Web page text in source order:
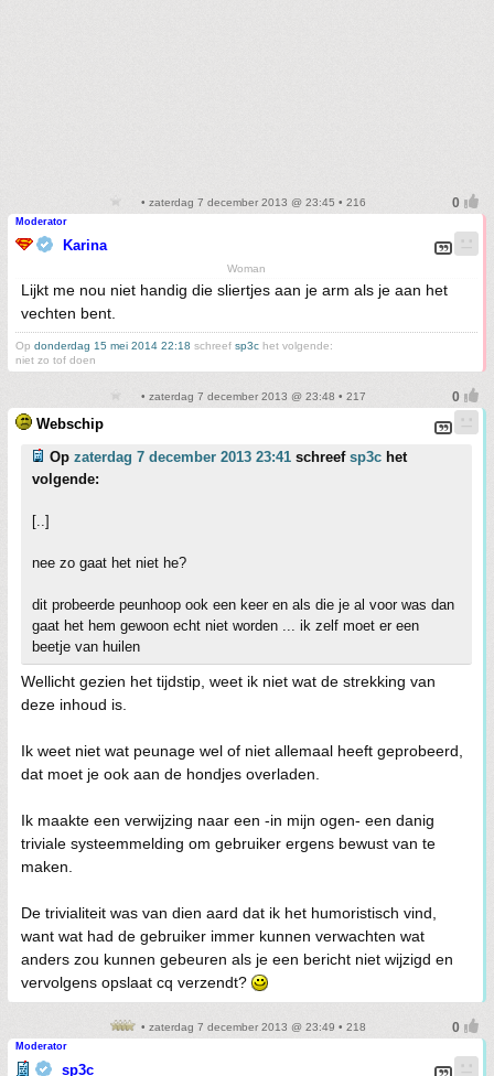
• zaterdag 7 december 2013 @ 23:45 • 216
Moderator
Karina
Woman
Lijkt me nou niet handig die sliertjes aan je arm als je aan het
vechten bent.
Op donderdag 15 mei 2014 22:18 schreef sp3c het volgende:
niet zo tof doen
• zaterdag 7 december 2013 @ 23:48 • 217
Webschip
Op zaterdag 7 december 2013 23:41 schreef sp3c het
volgende:
[..]
nee zo gaat het niet he?
dit probeerde peunhoop ook een keer en als die je al voor was dan
gaat het hem gewoon echt niet worden ... ik zelf moet er een
beetje van huilen
Wellicht gezien het tijdstip, weet ik niet wat de strekking van
deze inhoud is.
Ik weet niet wat peunage wel of niet allemaal heeft geprobeerd,
dat moet je ook aan de hondjes overladen.
Ik maakte een verwijzing naar een -in mijn ogen- een danig
triviale systeemmelding om gebruiker ergens bewust van te
maken.
De trivialiteit was van dien aard dat ik het humoristisch vind,
want wat had de gebruiker immer kunnen verwachten wat
anders zou kunnen gebeuren als je een bericht niet wijzigd en
vervolgens opslaat cq verzendt?
• zaterdag 7 december 2013 @ 23:49 • 218
Moderator
sp3c